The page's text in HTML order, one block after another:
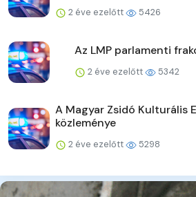
2 éve ezelőtt 5426
Az LMP parlamenti
2 éve ezelőtt 5342
A Magyar Zsidó Kulturális
közleménye
2 éve ezelőtt 5298